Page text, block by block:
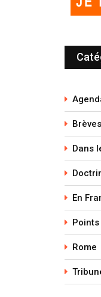
Brèves
Dans
En
Rome